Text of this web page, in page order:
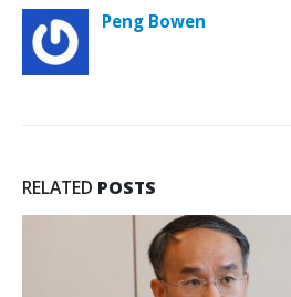
Peng Bowen
RELATED POSTS